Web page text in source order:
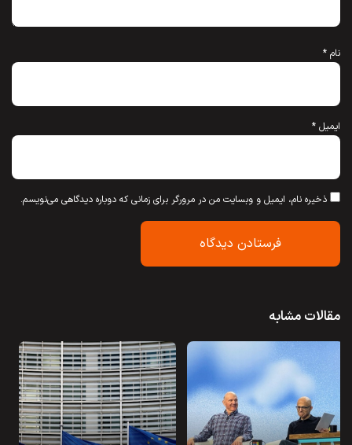
نام *
ایمیل *
ذخیره نام، ایمیل و وبسایت من در مرورگر برای زمانی که دوباره دیدگاهی می‌نویسم.
مقالات مشابه